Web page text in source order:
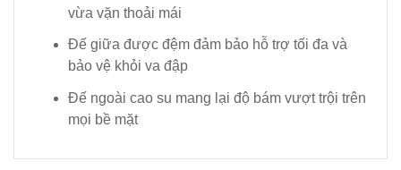
vừa vặn thoải mái
Đế giữa được đệm đảm bảo hỗ trợ tối đa và
bảo vệ khỏi va đập
Đế ngoài cao su mang lại độ bám vượt trội trên
mọi bề mặt